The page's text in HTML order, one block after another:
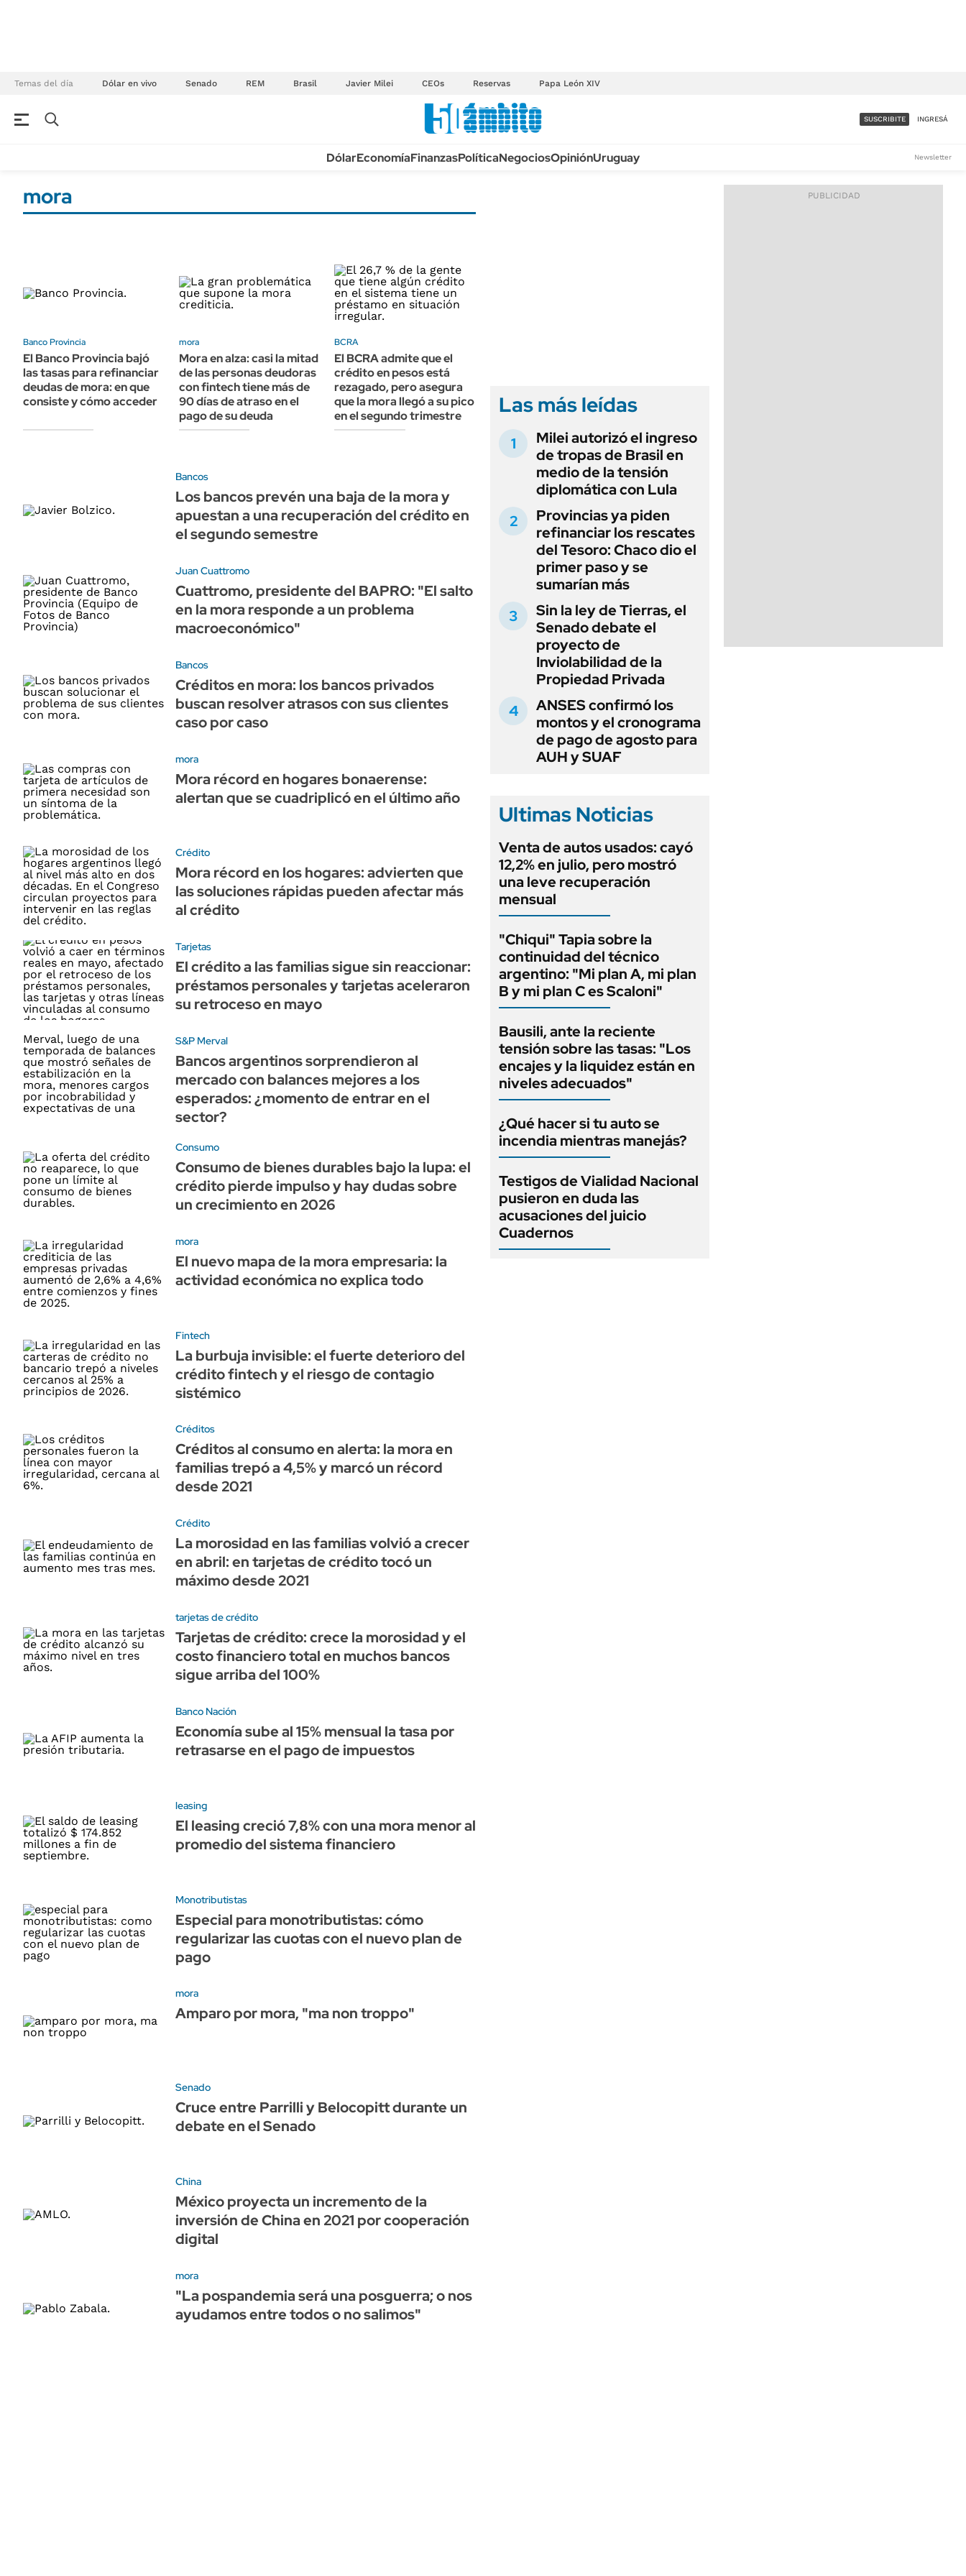
Temas del día Dólar en vivo Senado REM Brasil Javier Milei CEOs Reservas Papa León XIV
Banco de Datos
Mercados
MEDIAKIT AMBITO DEBATE
POLÍTICA
Municipios
URUGUAY
TECNOLOGÍA
OPINIÓN
ESPECTÁCULOS
DEPORTES
AUTOS
ACCESO FULL - $1.800/MES
SUSCRIBITE INGRESÁ
DólarEconomíaFinanzasPolíticaNegociosOpiniónUruguay Newsletter
mora
Banco Provincia
El Banco Provincia bajó
las tasas para refinanciar
deudas de mora: en que
consiste y cómo acceder
mora
Mora en alza: casi la mitad
de las personas deudoras
con fintech tiene más de
90 días de atraso en el
pago de su deuda
BCRA
El BCRA admite que el
crédito en pesos está
rezagado, pero asegura
que la mora llegó a su pico
en el segundo trimestre
Bancos
Los bancos prevén una baja de la mora y
apuestan a una recuperación del crédito en
el segundo semestre
Juan Cuattromo
Cuattromo, presidente del BAPRO: "El salto
en la mora responde a un problema
macroeconómico"
Bancos
Créditos en mora: los bancos privados
buscan resolver atrasos con sus clientes
caso por caso
mora
Mora récord en hogares bonaerense:
alertan que se cuadriplicó en el último año
Crédito
Mora récord en los hogares: advierten que
las soluciones rápidas pueden afectar más
al crédito
Tarjetas
El crédito a las familias sigue sin reaccionar:
préstamos personales y tarjetas aceleraron
su retroceso en mayo
S&P Merval
Bancos argentinos sorprendieron al
mercado con balances mejores a los
esperados: ¿momento de entrar en el
sector?
Consumo
Consumo de bienes durables bajo la lupa: el
crédito pierde impulso y hay dudas sobre
un crecimiento en 2026
mora
El nuevo mapa de la mora empresaria: la
actividad económica no explica todo
Fintech
La burbuja invisible: el fuerte deterioro del
crédito fintech y el riesgo de contagio
sistémico
Créditos
Créditos al consumo en alerta: la mora en
familias trepó a 4,5% y marcó un récord
desde 2021
Crédito
La morosidad en las familias volvió a crecer
en abril: en tarjetas de crédito tocó un
máximo desde 2021
tarjetas de crédito
Tarjetas de crédito: crece la morosidad y el
costo financiero total en muchos bancos
sigue arriba del 100%
Banco Nación
Economía sube al 15% mensual la tasa por
retrasarse en el pago de impuestos
leasing
El leasing creció 7,8% con una mora menor al
promedio del sistema financiero
Monotributistas
Especial para monotributistas: cómo
regularizar las cuotas con el nuevo plan de
pago
mora
Amparo por mora, "ma non troppo"
Senado
Cruce entre Parrilli y Belocopitt durante un
debate en el Senado
China
México proyecta un incremento de la
inversión de China en 2021 por cooperación
digital
mora
"La pospandemia será una posguerra; o nos
ayudamos entre todos o no salimos"
Las más leídas
Milei autorizó el ingreso
de tropas de Brasil en
medio de la tensión
diplomática con Lula
Provincias ya piden
refinanciar los rescates
del Tesoro: Chaco dio el
primer paso y se
sumarían más
Sin la ley de Tierras, el
Senado debate el
proyecto de
Inviolabilidad de la
Propiedad Privada
ANSES confirmó los
montos y el cronograma
de pago de agosto para
AUH y SUAF
Ultimas Noticias
Venta de autos usados: cayó
12,2% en julio, pero mostró
una leve recuperación
mensual
"Chiqui" Tapia sobre la
continuidad del técnico
argentino: "Mi plan A, mi plan
B y mi plan C es Scaloni"
Bausili, ante la reciente
tensión sobre las tasas: "Los
encajes y la liquidez están en
niveles adecuados"
¿Qué hacer si tu auto se
incendia mientras manejás?
Testigos de Vialidad Nacional
pusieron en duda las
acusaciones del juicio
Cuadernos